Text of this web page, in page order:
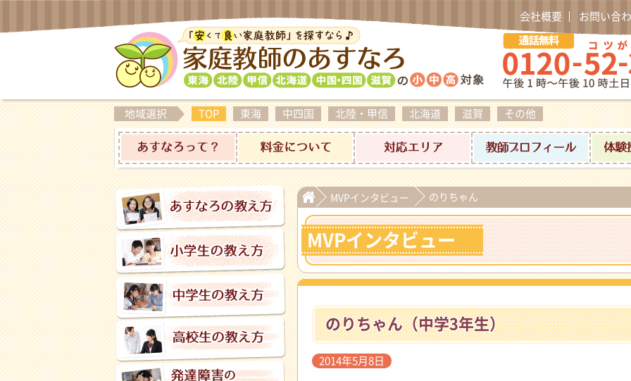
会社概要 お問い合
地域選択 TOP 東海 中四国 北陸・甲信 北海道 滋賀 その他
あすなろって？ 料金について 対応エリア 家庭教師
MVPインタビュー のりちゃん
MVPインタビュー
のりちゃん（中学3年生）
2014年5月8日